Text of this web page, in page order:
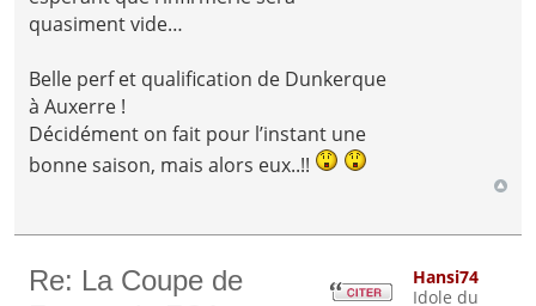
quasiment vide…
Belle perf et qualification de Dunkerque
à Auxerre !
Décidément on fait pour l’instant une
bonne saison, mais alors eux..!!
Re: La Coupe de
Hansi74
Idole du